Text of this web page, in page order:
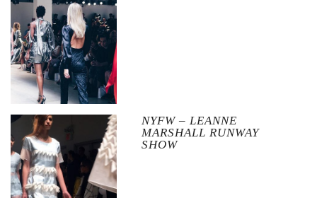
NYFW – LEANNE
MARSHALL RUNWAY
SHOW